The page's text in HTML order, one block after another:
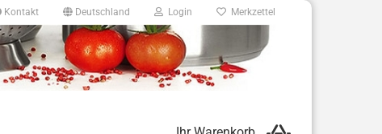
Kontakt Deutschland Login Merkzettel